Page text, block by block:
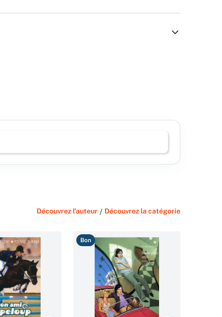
Découvrez l'auteur / Découvrez la catégorie
Bon